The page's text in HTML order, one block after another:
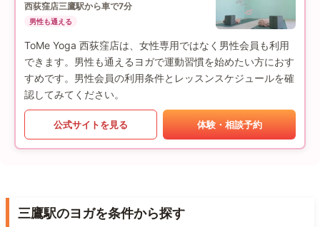
西荻窪店三鷹駅から車で7分
男性も通える
ToMe Yoga 西荻窪店は、女性専用ではなく男性会員も利用
できます。男性も通えるヨガで運動習慣を始めたい方におす
すめです。男性会員の利用条件とレッスンスケジュールを確
認してみてください。
公式サイトを見る 体験・相談予約
三鷹駅のヨガを条件から探す